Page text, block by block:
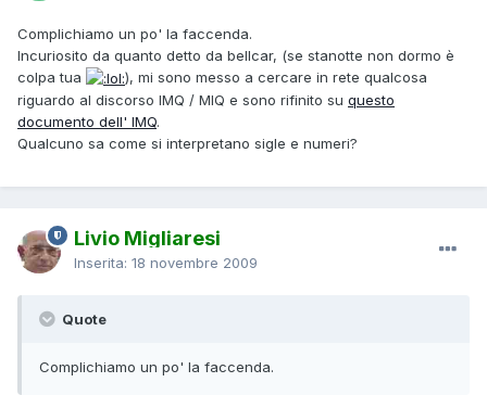
Complichiamo un po' la faccenda.
Incuriosito da quanto detto da bellcar, (se stanotte non dormo è
colpa tua
), mi sono messo a cercare in rete qualcosa
riguardo al discorso IMQ / MIQ e sono rifinito su questo
documento dell' IMQ.
Qualcuno sa come si interpretano sigle e numeri?
Livio Migliaresi
Inserita: 18 novembre 2009
Quote
Complichiamo un po' la faccenda.